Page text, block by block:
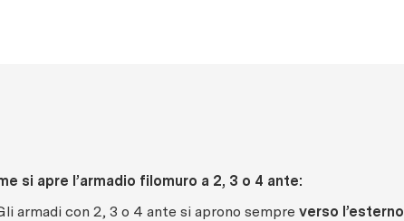
si apre l’armadio filomuro a 2, 3 o 4 ante:
armadi con 2, 3 o 4 ante si aprono sempre verso l’esterno